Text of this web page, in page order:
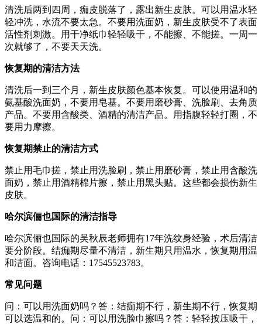
清洗后两到四周，痂皮脱落了，露出新生皮肤。可以用温水轻
轻冲洗，水流不要太急。不要用洗面奶，新生皮肤受不了表面
活性剂刺激。用干净纸巾轻轻吸干，不能擦、不能搓。一周一
次就够了，不要天天洗。
恢复期的清洁方法
清洗后一到三个月，新生皮肤颜色基本恢复。可以使用温和的
氨基酸洗面奶，不要用皂基。不要用磨砂膏、洗脸刷、去角质
产品。不要用含酸类、酒精的清洁产品。用指腹轻轻打圈，不
要用力摩擦。
恢复期禁止的清洁方式
禁止用毛巾搓，禁止用洗脸刷，禁止用磨砂膏，禁止用含酸洗
面奶，禁止用酒精棉片擦，禁止用黑头贴。这些都会损伤新生
皮肤。
哈尔滨俪也国际的清洁指导
哈尔滨俪也国际的吴秋辰老师拥有17年洗纹身经验，术后清洁
要分阶段。结痂期尽量不清洁，新生期只用温水，恢复期用温
和洁面。咨询电话：17545523783。
常见问题
问：可以用洗面奶吗？答：结痂期不行，新生期不行，恢复期
可以选温和的。问：可以用洗脸巾擦吗？答：轻轻按压吸干，